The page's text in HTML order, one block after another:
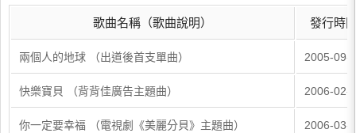
歌曲名稱（歌曲說明） 發行時
兩個人的地球 （出道後首支單曲） 2005-09-
快樂寶貝 （背背佳廣告主題曲） 2006-02-
你一定要幸福 （電視劇《美麗分貝》主題曲） 2006-03-